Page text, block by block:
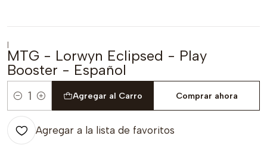
|
MTG - Lorwyn Eclipsed - Play
Booster - Español
Cantidad
Agregar al Carro Comprar ahora
Agregar a la lista de favoritos